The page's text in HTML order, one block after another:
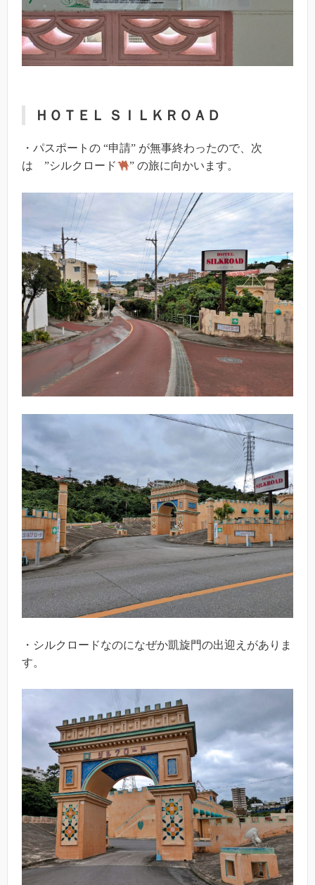
ＨＯＴＥＬ ＳＩＬＫＲＯＡＤ
・パスポートの “申請” が無事終わったので、次
は ”シルクロード
” の旅に向かいます。
・シルクロードなのになぜか凱旋門の出迎えがありま
す。